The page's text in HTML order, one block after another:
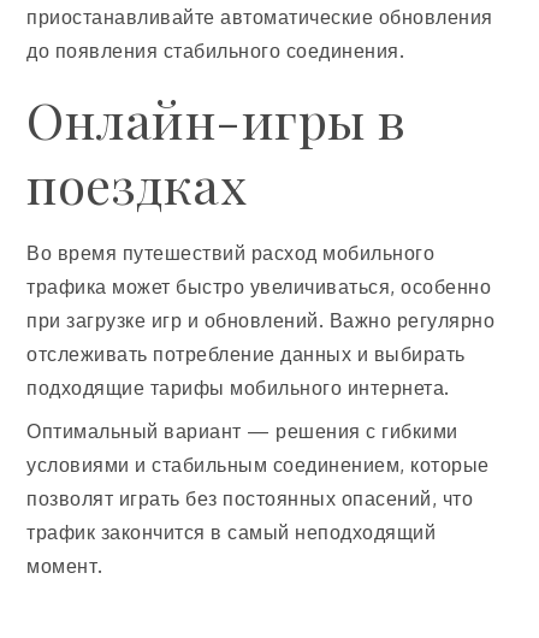
приостанавливайте автоматические обновления
до появления стабильного соединения.
Онлайн-игры в
поездках
Во время путешествий расход мобильного
трафика может быстро увеличиваться, особенно
при загрузке игр и обновлений. Важно регулярно
отслеживать потребление данных и выбирать
подходящие тарифы мобильного интернета.
Оптимальный вариант — решения с гибкими
условиями и стабильным соединением, которые
позволят играть без постоянных опасений, что
трафик закончится в самый неподходящий
момент.